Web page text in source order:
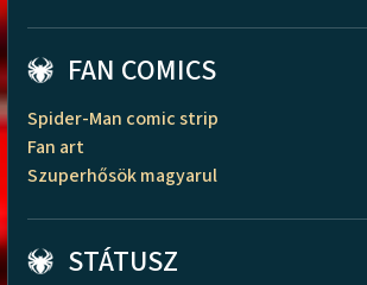
FAN COMICS
Spider-Man comic strip
Fan art
Szuperhősök magyarul
STÁTUSZ